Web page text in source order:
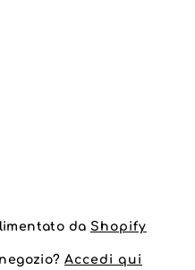
da Shopify
Accedi qui